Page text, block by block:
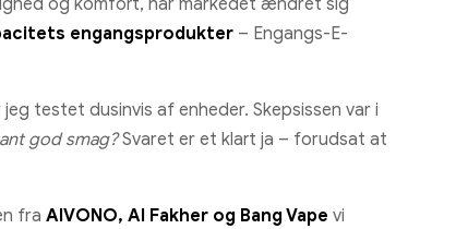
og komfort, har markedet ændret sig
engangsprodukter – Engangs-E-
testet dusinvis af enheder. Skepsissen var i
god smag?Svaret er et klart ja – forudsat at
fra AIVONO, Al Fakher og Bang Vape vi